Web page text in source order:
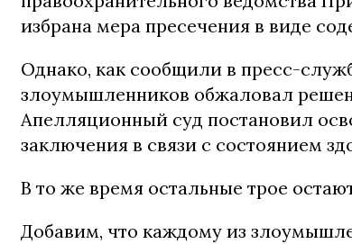
избрана мера пресечения в виде
Однако, как сообщили в пресс-
злоумышленников обжаловал
Апелляционный суд постановил
заключения в связи с состоянием
В то же время остальные трое
Добавим, что каждому из